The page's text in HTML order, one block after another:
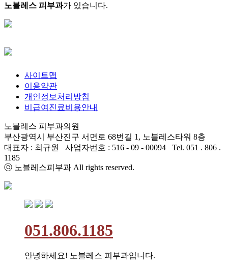
노블레스 피부과가 있습니다.
사이트맵
이용약관
개인정보처리방침
비급여진료비용안내
노블레스 피부과의원
부산광역시 부산진구 서면로 68번길 1, 노블레스타워 8층
대표자 : 최규원 사업자번호 : 516 - 09 - 00094 Tel. 051 . 806 .
1185
ⓒ 노블레스피부과 All rights reserved.
051.806.1185
안녕하세요! 노블레스 피부과입니다.